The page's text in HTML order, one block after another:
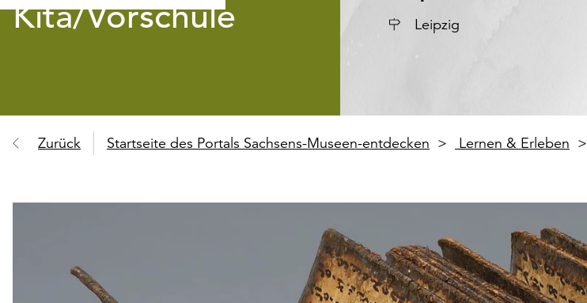
Kita/Vorschule Ort Leipzig
Zurück Startseite des Portals Sachsens-Museen-entdecken Lernen & Erleben